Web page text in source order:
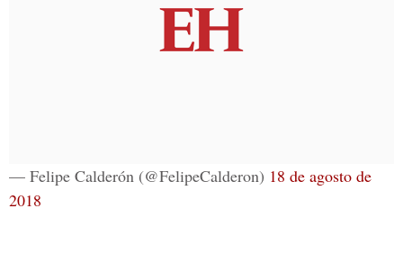
— Felipe Calderón (@FelipeCalderon) 18 de agosto de
2018